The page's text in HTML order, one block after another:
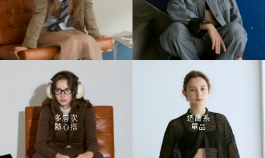
衣-
藏
青
多層次
隨心搭
透膚系
單品